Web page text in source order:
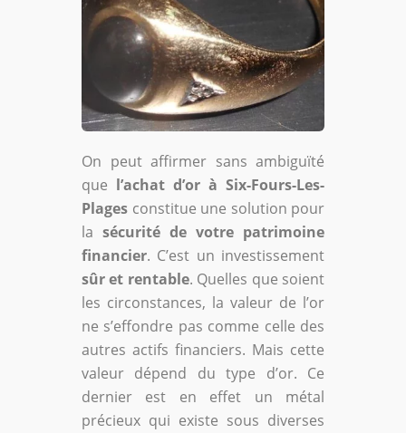
On peut affirmer sans ambiguïté
que l’achat d’or à Six-Fours-Les-
Plages constitue une solution pour
la sécurité de votre patrimoine
financier. C’est un investissement
sûr et rentable. Quelles que soient
les circonstances, la valeur de l’or
ne s’effondre pas comme celle des
autres actifs financiers. Mais cette
valeur dépend du type d’or. Ce
dernier est en effet un métal
précieux qui existe sous diverses